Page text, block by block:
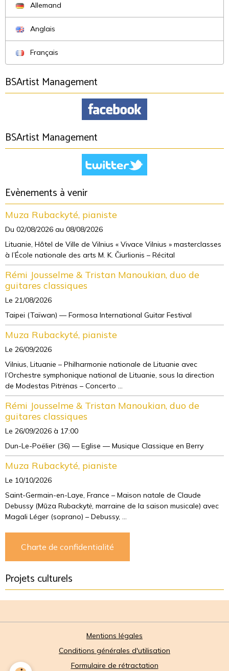
Allemand
Anglais
Français
BSArtist Management
BSArtist Management
Evènements à venir
Muza Rubackyté, pianiste
Du 02/08/2026 au 08/08/2026
Lituanie, Hôtel de Ville de Vilnius « Vivace Vilnius » masterclasses
à l’École nationale des arts M. K. Čiurlionis – Récital
Rémi Jousselme & Tristan Manoukian, duo de
guitares classiques
Le 21/08/2026
Taipei (Taïwan) — Formosa International Guitar Festival
Muza Rubackyté, pianiste
Le 26/09/2026
Vilnius, Lituanie – Philharmonie nationale de Lituanie avec
l’Orchestre symphonique national de Lituanie, sous la direction
de Modestas Pitrėnas – Concerto ...
Rémi Jousselme & Tristan Manoukian, duo de
guitares classiques
Le 26/09/2026 à 17:00
Dun-Le-Poëlier (36) — Eglise — Musique Classique en Berry
Muza Rubackyté, pianiste
Le 10/10/2026
Saint-Germain-en-Laye, France – Maison natale de Claude
Debussy (Mūza Rubackytė, marraine de la saison musicale) avec
Magali Léger (soprano) – Debussy, ...
Charte de confidentialité
Projets culturels
Mentions légales
Conditions générales d'utilisation
Formulaire de rétractation